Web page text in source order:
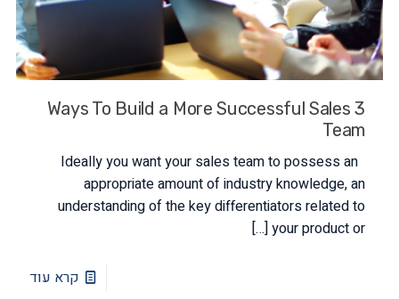
3 Ways To Build a More Successful Sales
Team
Ideally you want your sales team to possess an
appropriate amount of industry knowledge, an
understanding of the key differentiators related to
your product or
[…]
קרא עוד